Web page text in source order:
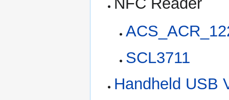
SCL3711
Handheld USB